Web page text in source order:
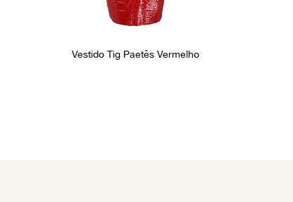
Vestido Tig Paetês Vermelho